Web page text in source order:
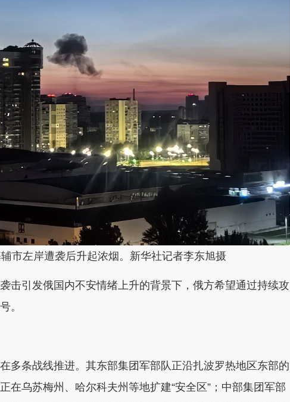
市左岸遭袭后升起浓烟。新华社记者李东旭摄
击引发俄国内不安情绪上升的背景下，俄方希望通过持续攻
。
多条战线推进。其东部集团军部队正沿扎波罗热地区东部的
在乌苏梅州、哈尔科夫州等地扩建“安全区”；中部集团军部